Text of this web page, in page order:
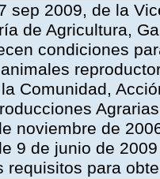
sep 2009, de la
de Agricultura,
condiciones
Comunidad,
noviembre de
9 de junio de
requisitos para